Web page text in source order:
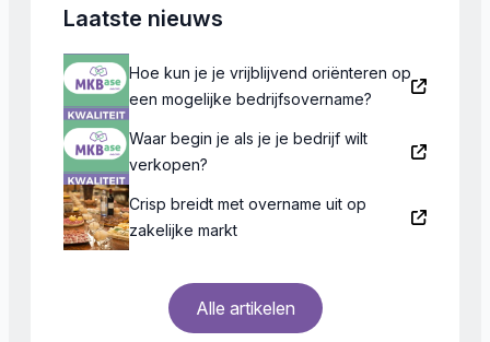
Laatste nieuws
Hoe kun je je vrijblijvend oriënteren op
een mogelijke bedrijfsovername?
Waar begin je als je je bedrijf wilt
verkopen?
Crisp breidt met overname uit op
zakelijke markt
Alle artikelen